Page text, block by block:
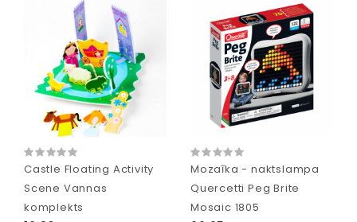
Castle Floating Activity
Scene Vannas
komplekts
Mozaīka - naktslampa
Quercetti Peg Brite
Mosaic 1805